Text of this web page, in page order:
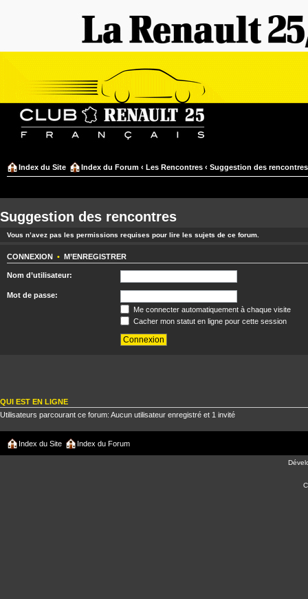
Index du Site Index du Forum ‹ Les Rencontres ‹ Suggestion des rencontres
Suggestion des rencontres
Vous n’avez pas les permissions requises pour lire les sujets de ce forum.
CONNEXION • M’ENREGISTRER
Nom d’utilisateur:
Mot de passe:
Me connecter automatiquement à chaque visite
Cacher mon statut en ligne pour cette session
QUI EST EN LIGNE
Utilisateurs parcourant ce forum: Aucun utilisateur enregistré et 1 invité
Index du Site Index du Forum